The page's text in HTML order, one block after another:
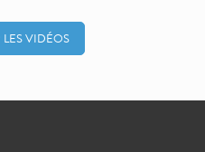
VIDÉOS